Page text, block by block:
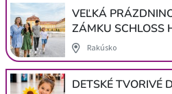
VEĽKÁ
ZÁMKU SCHLOSS
Rakúsko
DETSKÉ TVORIVÉ